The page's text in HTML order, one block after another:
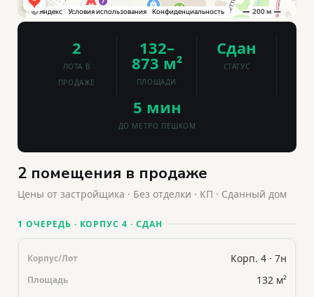
2
ЛОТА В
ПРОДАЖЕ
132–
873 м²
ПЛОЩАДИ
Сдан
СТАТУС
5 мин
ДО МЕТРО ПЕШКОМ
2 помещения в продаже
Цены от застройщика · Без отделки · КП · Сданный дом
1 ОЧЕРЕДЬ · КОРПУС 4 · СДАН
Корп. 4 · 7н
132 м²